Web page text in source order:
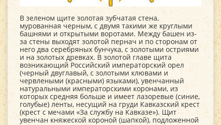
В зеленом щите золотая зубчатая стена,
мурованная черным, с двумя такими же круглыми
башнями и открытыми воротами. Между башен из-
за стены выходят золотой пернач и по сторонам от
него два серебряных бунчука, с золотыми остриями
и на золотых древках. В золотой главе щита
возникающий Российский императорский орел
(черный двуглавый, с золотыми клювами и
червлеными (красными) языками), увенчанный
натуральными императорскими коронами, из
которых средняя больше и имеет лазоревые (синие,
голубые) ленты, несущий на груди Кавказский крест
(крест с мечами «За службу на Кавказе»). Щит
увенчан княжеской короной (шапкой), подложенной